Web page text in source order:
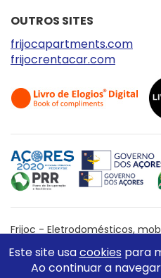
OUTROS SITES
frijocapartments.com
frijocrentacar.com
Frijoc - Eletrodomésticos,
WebDesign byGlobal Pixel
Este site usacookies para
Ao continuar a